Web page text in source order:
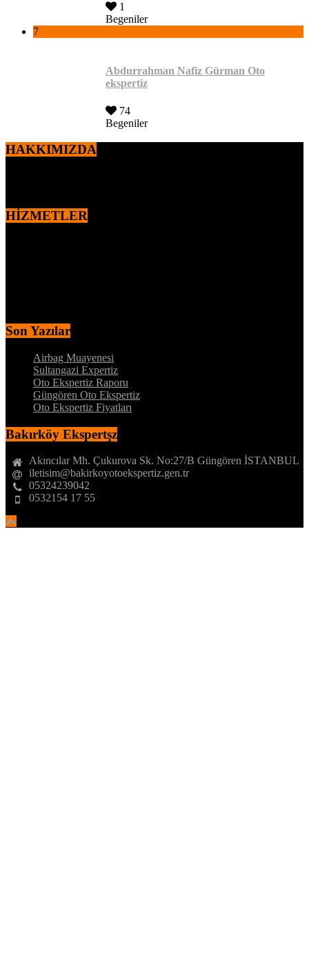
1
Begeniler
7
Abdurrahman Nafiz Gürman Oto
ekspertiz
74
Begeniler
HAKKIMIZDA
HİZMETLER
Son Yazılar
Airbag Muayenesi
Sultangazi Expertiz
Oto Ekspertiz Raporu
Güngören Oto Ekspertiz
Oto Ekspertiz Fiyatları
Bakırköy Ekspertşz
Akıncılar Mh. Çukurova Sk. No:27/B Güngören İSTANBUL
iletisim@bakirkoyotoekspertiz.gen.tr
05324239042
0532154 17 55